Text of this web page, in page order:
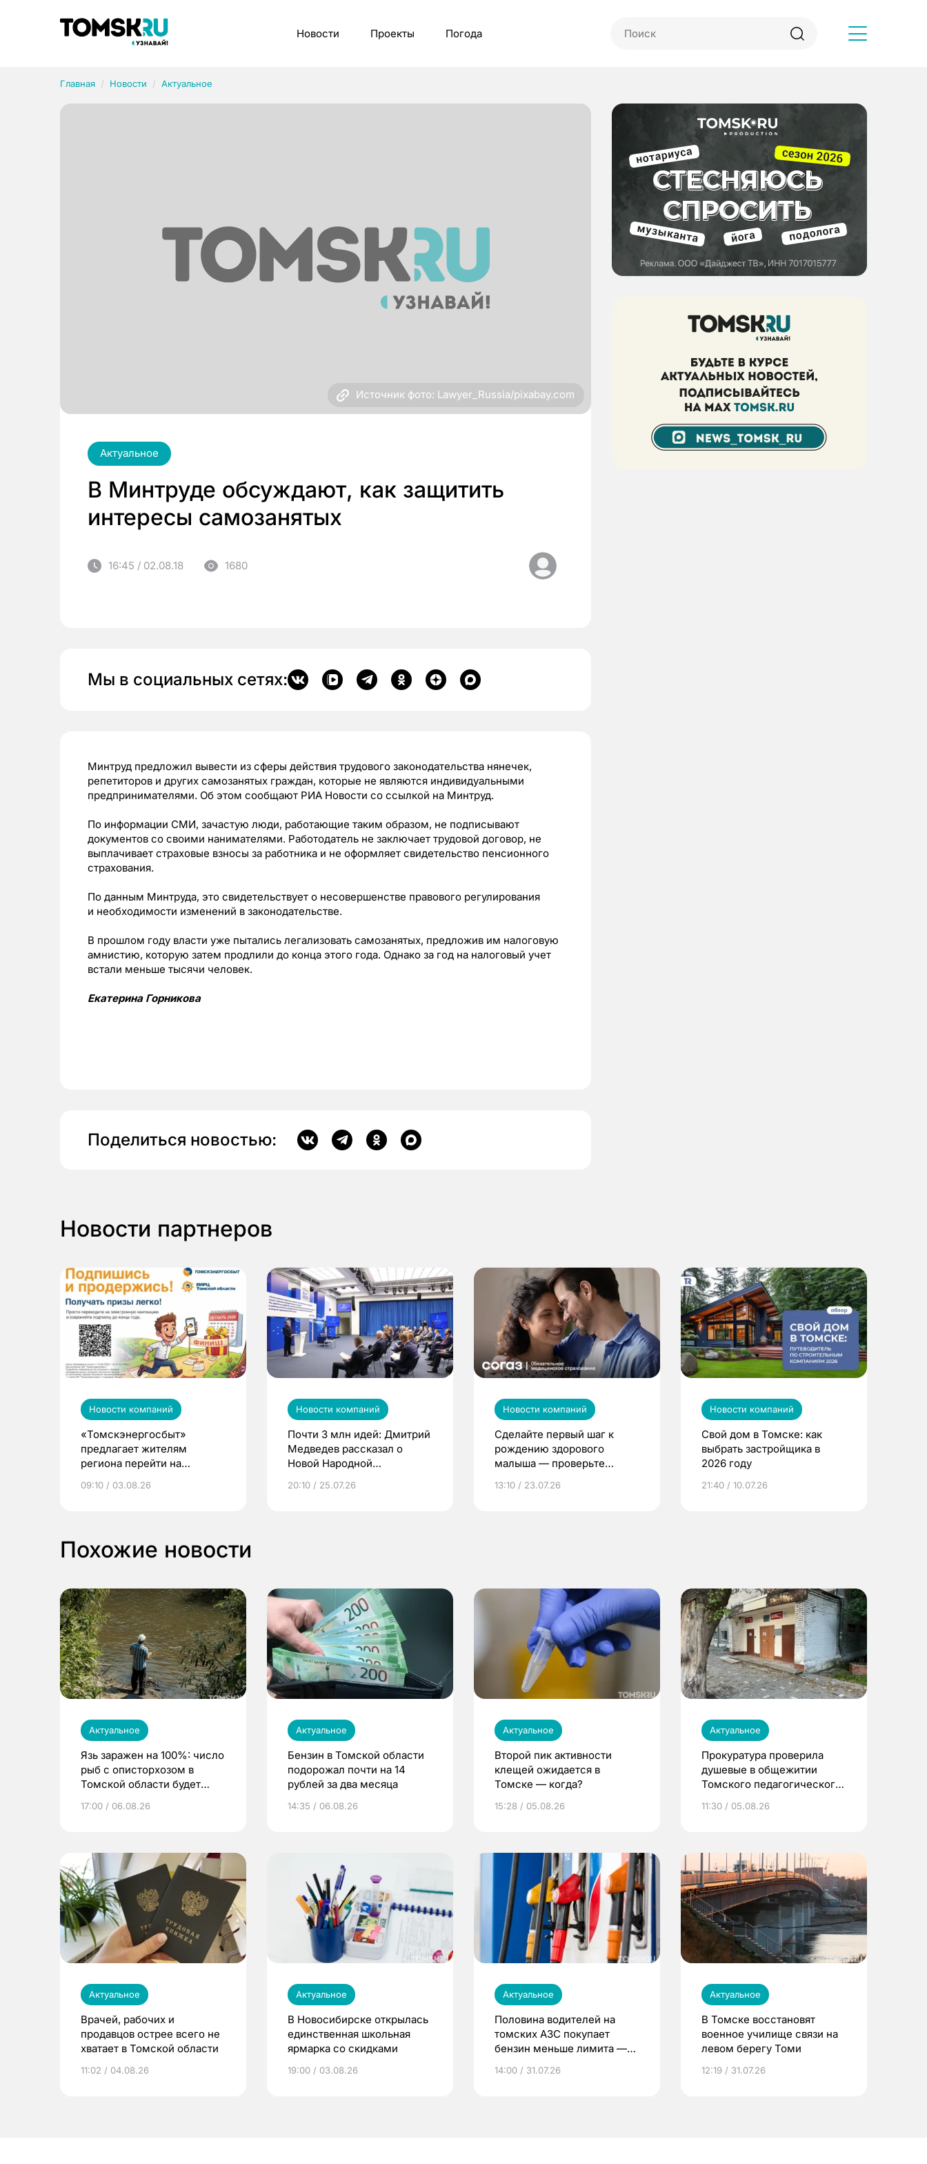
Новости Проекты Погода
Главная Новости Актуальное
Источник фото: Lawyer_Russia/pixabay.com
Актуальное
В Минтруде обсуждают, как защитить
интересы самозанятых
16:45 / 02.08.18 1680
Мы в социальных сетях:
Минтруд предложил вывести из сферы действия трудового законодательства нянечек,
репетиторов и других самозанятых граждан, которые не являются индивидуальными
предпринимателями. Об этом сообщают РИА Новости со ссылкой на Минтруд.
По информации СМИ, зачастую люди, работающие таким образом, не подписывают
документов со своими нанимателями. Работодатель не заключает трудовой договор, не
выплачивает страховые взносы за работника и не оформляет свидетельство пенсионного
страхования.
По данным Минтруда, это свидетельствует о несовершенстве правового регулирования
и необходимости изменений в законодательстве.
В прошлом году власти уже пытались легализовать самозанятых, предложив им налоговую
амнистию, которую затем продлили до конца этого года. Однако за год на налоговый учет
встали меньше тысячи человек.
Екатерина Горникова
Поделиться новостью:
Новости партнеров
Новости компаний
«Томскэнергосбыт»
предлагает жителям
региона перейти на
выиграть призы
09:10 / 03.08.26
Новости компаний
Почти 3 млн идей: Дмитрий
Медведев рассказал о
Новой Народной
20:10 / 25.07.26
Новости компаний
Сделайте первый шаг к
рождению здорового
малыша — проверьте
по ОМС!
13:10 / 23.07.26
Новости компаний
Свой дом в Томске: как
выбрать застройщика в
2026 году
21:40 / 10.07.26
Похожие новости
Актуальное
Язь заражен на 100%: число
рыб с описторхозом в
Томской области будет
17:00 / 06.08.26
Актуальное
Бензин в Томской области
подорожал почти на 14
рублей за два месяца
14:35 / 06.08.26
Актуальное
Второй пик активности
клещей ожидается в
Томске — когда?
15:28 / 05.08.26
Актуальное
Прокуратура проверила
душевые в общежитии
Томского педагогического
11:30 / 05.08.26
Актуальное
Врачей, рабочих и
продавцов острее всего не
хватает в Томской области
11:02 / 04.08.26
Актуальное
В Новосибирске открылась
единственная школьная
ярмарка со скидками
19:00 / 03.08.26
Актуальное
Половина водителей на
томских АЗС покупает
бензин меньше лимита —
14:00 / 31.07.26
Актуальное
В Томске восстановят
военное училище связи на
левом берегу Томи
12:19 / 31.07.26
Рубрики